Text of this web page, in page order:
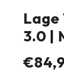
Lage
3.0 |